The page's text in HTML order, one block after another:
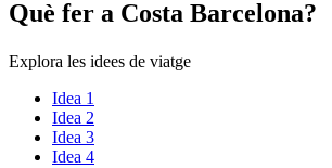
Què fer a Costa Barcelona?
Explora les idees de viatge
Idea 1
Idea 2
Idea 3
Idea 4